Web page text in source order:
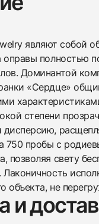
являют собой
оправы полностью
Доминантой
«Сердце»
степени
750 пробы с
позволяя свету
Лаконичность
объекта, не
и